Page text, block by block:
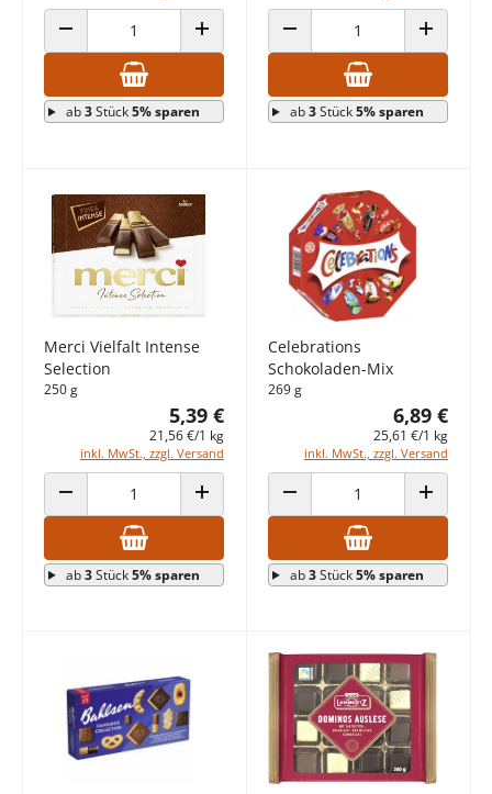
ANZAHL VERRINGERN ANZAHL ERHÖHEN
ab3Stück5% sparen
ANZAHL VERRINGERN ANZAHL
ab3Stück5% sparen
Merci Vielfalt Intense
Selection
250 g
5,39 €
21,56 €/1 kg
inkl. MwSt., zzgl. Versand
ANZAHL VERRINGERN ANZAHL ERHÖHEN
ab3Stück5% sparen
Celebrations
Schokoladen-Mix
269 g
6,89 €
25,61 €/1 kg
inkl. MwSt., zzgl. Versand
ANZAHL VERRINGERN ANZAHL
ab3Stück5% sparen